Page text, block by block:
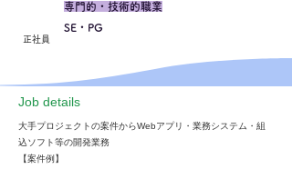
正社員
専門的・技術的職業
SE・PG
​Job details
大手プロジェクトの案件からWebアプリ・業務システム・組
込ソフト等の開発業務
【案件例】